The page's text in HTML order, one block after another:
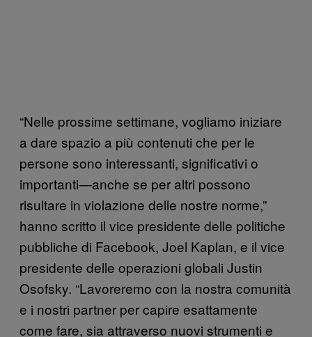
“Nelle prossime settimane, vogliamo iniziare
a dare spazio a più contenuti che per le
persone sono interessanti, significativi o
importanti—anche se per altri possono
risultare in violazione delle nostre norme,”
hanno scritto il vice presidente delle politiche
pubbliche di Facebook, Joel Kaplan, e il vice
presidente delle operazioni globali Justin
Osofsky. “Lavoreremo con la nostra comunità
e i nostri partner per capire esattamente
come fare, sia attraverso nuovi strumenti e